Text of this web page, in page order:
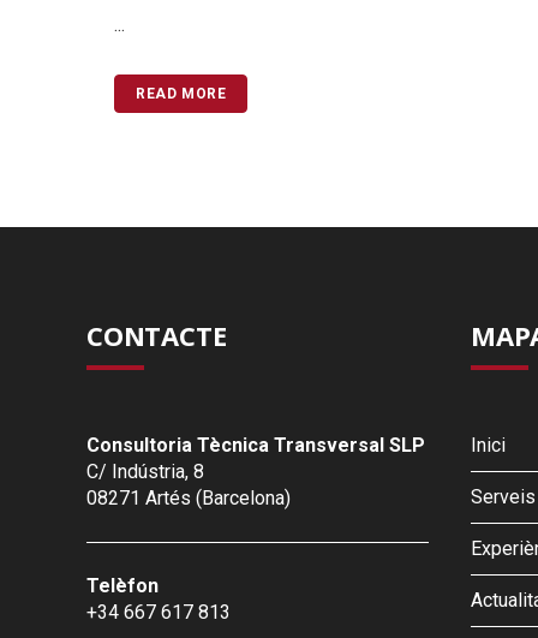
...
READ MORE
CONTACTE
Consultoria Tècnica Transversal SLP
C/ Indústria, 8
08271 Artés (Barcelona)
Telèfon
+34 667 617 813
Inici
Serveis